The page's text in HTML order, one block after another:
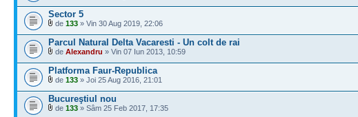
Sector 5
de 133 » Vin 30 Aug 2019, 22:06
Parcul Natural Delta Vacaresti - Un colt de rai
de Alexandru » Vin 07 Iun 2013, 10:59
Platforma Faur-Republica
de 133 » Joi 25 Aug 2016, 21:01
Bucureştiul nou
de 133 » Sâm 25 Feb 2017, 17:35